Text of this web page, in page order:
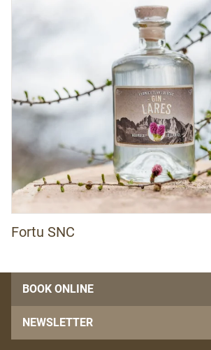
Fortu SNC
BOOK ONLINE
NEWSLETTER